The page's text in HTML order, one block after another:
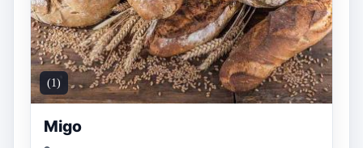
(1)
Migo